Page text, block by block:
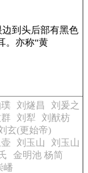
边到头后部有黑色
。亦称“黄
刘燧昌
刘爰之
刘犁
刘猷枋
玄(更始帝)
刘玉山
刘玉山
金明池 杨简
嶓